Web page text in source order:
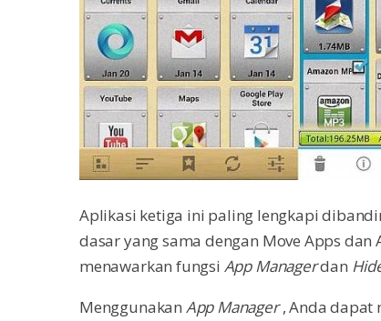
Aplikasi ketiga ini paling lengkapi
dasar yang sama dengan Move Apps dan
menawarkan fungsi App Managerdan
Menggunakan App Manager, Anda dapat